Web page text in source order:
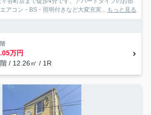
アコン・BS・照明付きなど大変充実... もっと見る
万円
/ 12.26㎡ / 1R